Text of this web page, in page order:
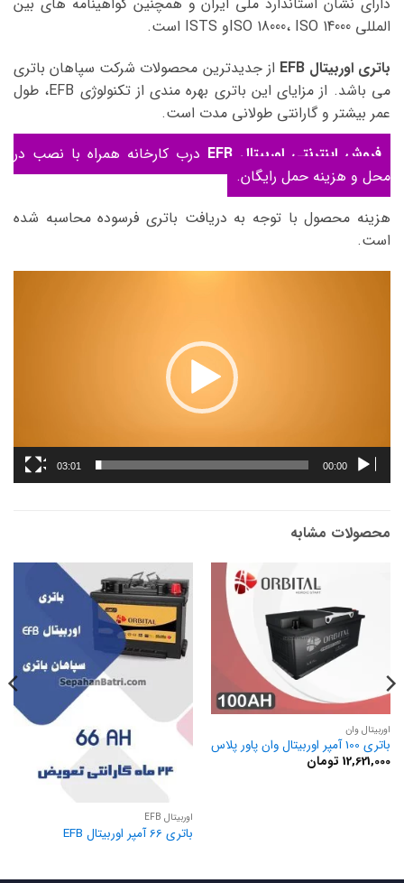
المللی ISO 18000، ISO 14000و ISTS است.
باتری اوربیتال EFB
از جدیدترین محصولات شرکت سپاهان باتری
می باشد. از مزایای این باتری بهره مندی از تکنولوژی EFB، طول
عمر بیشتر و گارانتی طولانی مدت است.
فروش اینترنتی اوربیتال EFB
درب کارخانه همراه با نصب در
محل و هزینه حمل رایگان.
هزینه محصول با توجه به دریافت باتری فرسوده محاسبه شده
است.
00:00
03:01
محصولات مشابه
اوربیتال وان
باتری 100 آمپر اوربیتال وان پاور پلاس
12,621,000 تومان
اوربیتال EFB
باتری 66 آمپر اوربیتال EFB